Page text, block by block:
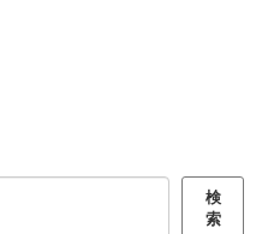
検
索